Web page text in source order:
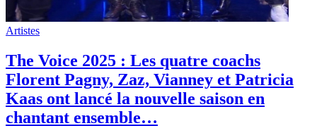
Artistes
The Voice 2025 : Les quatre coachs
Florent Pagny, Zaz, Vianney et Patricia
Kaas ont lancé la nouvelle saison en
chantant ensemble…